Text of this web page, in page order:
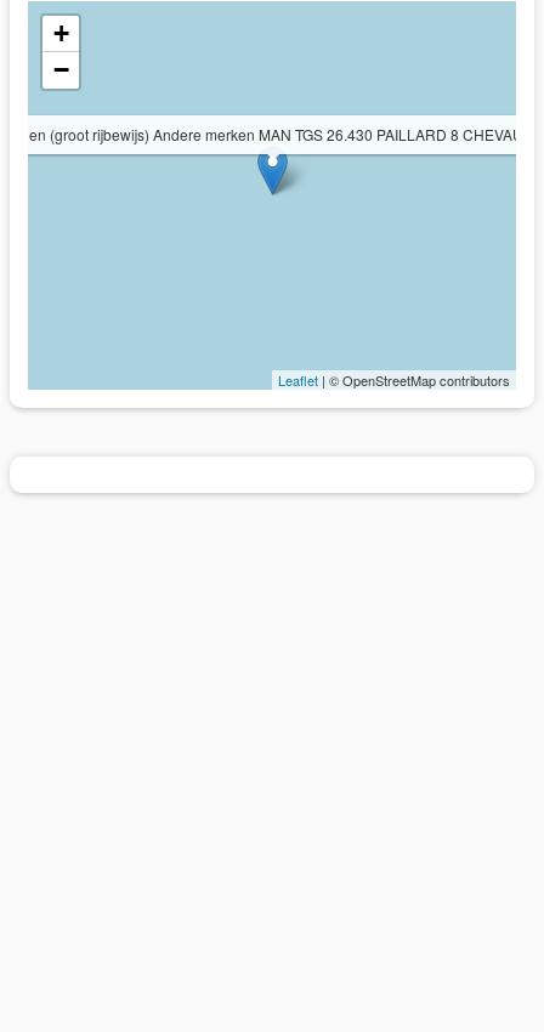
(groot rijbewijs) Andere merken MAN TGS 26.430 PAILLARD 8 CHEVAUX
+
−
Leaflet | © OpenStreetMap contributors